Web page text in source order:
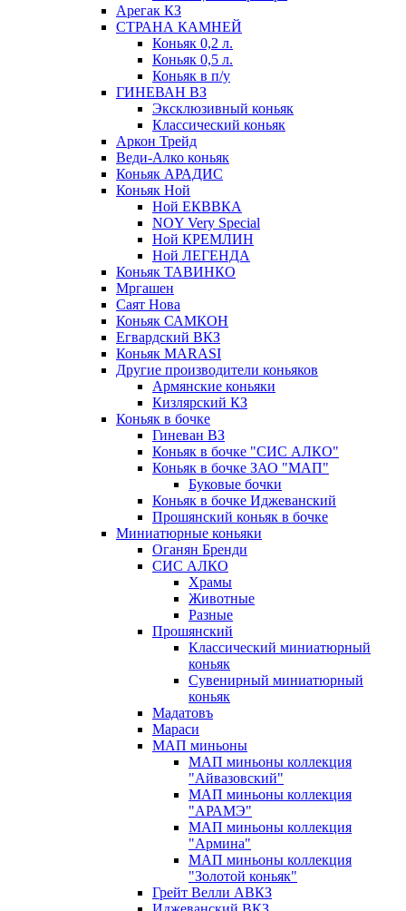
Арегак КЗ
СТРАНА КАМНЕЙ
Коньяк 0,2 л.
Коньяк 0,5 л.
Коньяк в п/у
ГИНЕВАН ВЗ
Эксклюзивный коньяк
Классический коньяк
Аркон Трейд
Веди-Алко коньяк
Коньяк АРАДИС
Коньяк Ной
Ной ЕКВВКА
NOY Very Special
Ной КРЕМЛИН
Ной ЛЕГЕНДА
Коньяк ТАВИНКО
Мргашен
Саят Нова
Коньяк САМКОН
Егвардский ВКЗ
Коньяк MARASI
Другие производители коньяков
Армянские коньяки
Кизлярский КЗ
Коньяк в бочке
Гиневан ВЗ
Коньяк в бочке "СИС АЛКО"
Коньяк в бочке ЗАО "МАП"
Буковые бочки
Коньяк в бочке Иджеванский
Прошянский коньяк в бочке
Миниатюрные коньяки
Оганян Бренди
СИС АЛКО
Храмы
Животные
Разные
Прошянский
Классический миниатюрный
коньяк
Сувенирный миниатюрный
коньяк
Мадатовъ
Мараси
МАП миньоны
МАП миньоны коллекция
"Айвазовский"
МАП миньоны коллекция
"АРАМЭ"
МАП миньоны коллекция
"Армина"
МАП миньоны коллекция
"Золотой коньяк"
Грейт Велли АВКЗ